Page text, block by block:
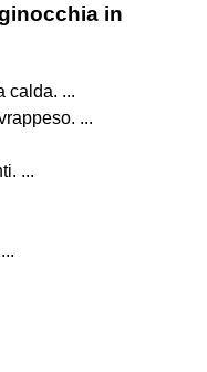
in
calda. ...
...
...